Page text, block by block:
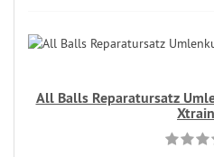
All Balls Reparatursatz